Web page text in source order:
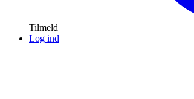
Tilmeld
Log ind